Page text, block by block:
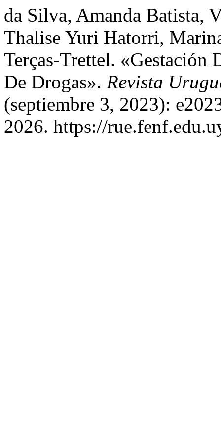
da Silva, Amanda Batista,
Thalise Yuri Hatorri,
Terças-Trettel. «Gestación
De Drogas». Revista
(septiembre 3, 2023):
2026. https://